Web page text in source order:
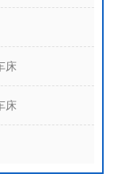
床
床